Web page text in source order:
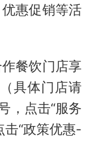
惠促销等活
餐饮门店享
具体门店请
，点击“服务
“政策优惠-